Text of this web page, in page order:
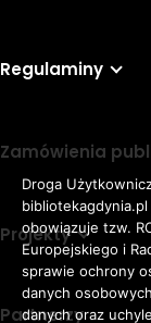
Regulaminy
Zamówienia
Projekty
Partnerzy
Droga
obowiązuje tzw.
Europejskiego i
sprawie ochrony
danych
danych oraz